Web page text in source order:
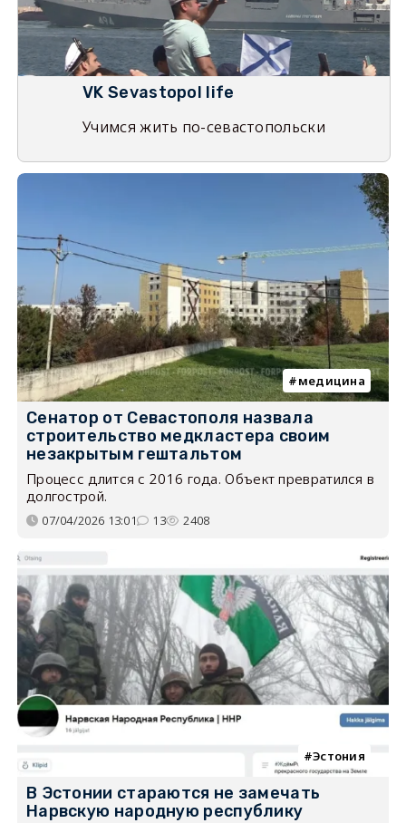
VK Sevastopol life
Учимся жить по-севастопольски
медицина
Сенатор от Севастополя назвала
строительство медкластера своим
незакрытым гештальтом
Процесс длится с 2016 года. Объект превратился в
долгострой.
07/04/2026 13:01 13 2408
Эстония
В Эстонии стараются не замечать
Нарвскую народную республику